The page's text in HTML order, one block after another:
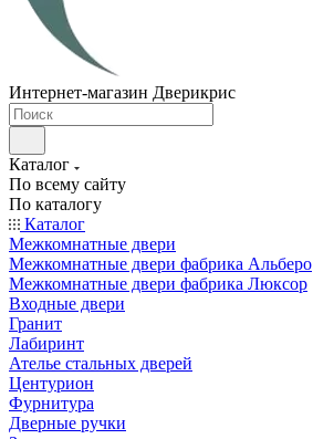
Интернет-магазин Дверикрис
Каталог
По всему сайту
По каталогу
Каталог
Межкомнатные двери
Межкомнатные двери фабрика Альберо
Межкомнатные двери фабрика Люксор
Входные двери
Гранит
Лабиринт
Ателье стальных дверей
Центурион
Фурнитура
Дверные ручки